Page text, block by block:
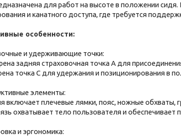
для работ на высоте в положении
и канатного доступа, где требуется
особенности:
и удерживающие точки:
задняя страховочная точка А для
точка С для удержания и позиционирования в
элементы:
включает плечевые лямки, пояс, ножные обхваты,
охватывает тело пользователя и
и эргономика: